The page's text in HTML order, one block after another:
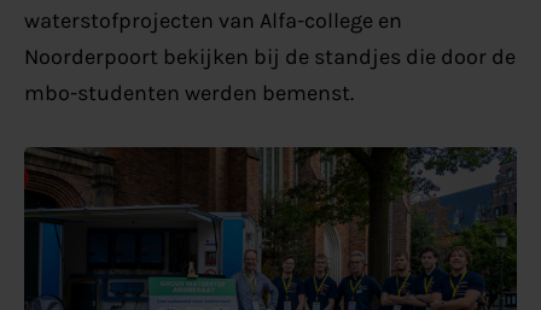
waterstofprojecten van Alfa-college en
Noorderpoort bekijken bij de standjes die door de
mbo-studenten werden bemenst.